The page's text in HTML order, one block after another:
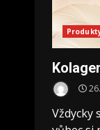
Vždycky